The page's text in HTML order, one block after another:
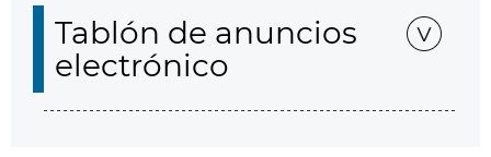
Tablón de anuncios
electrónico